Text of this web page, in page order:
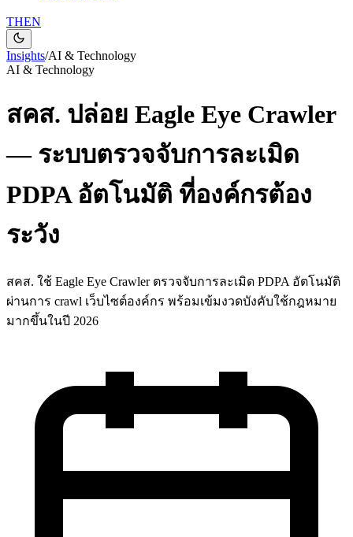
THEN
Insights/AI & Technology
AI & Technology
สคส. ปล่อย Eagle Eye Crawler
— ระบบตรวจจับการละเมิด
PDPA อัตโนมัติ ที่องค์กรต้อง
ระวัง
สคส. ใช้ Eagle Eye Crawler ตรวจจับการละเมิด PDPA อัตโนมัติ
ผ่านการ crawl เว็บไซต์องค์กร พร้อมเข้มงวดบังคับใช้กฎหมาย
มากขึ้นในปี 2026